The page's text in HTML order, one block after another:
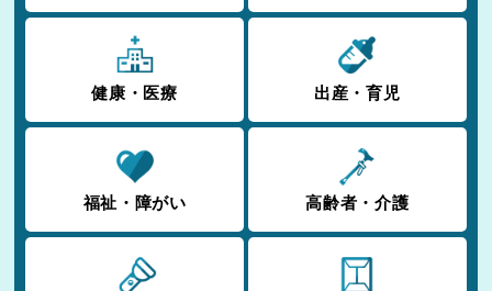
健康・医療 出産・育児
福祉・障がい 高齢者・介護